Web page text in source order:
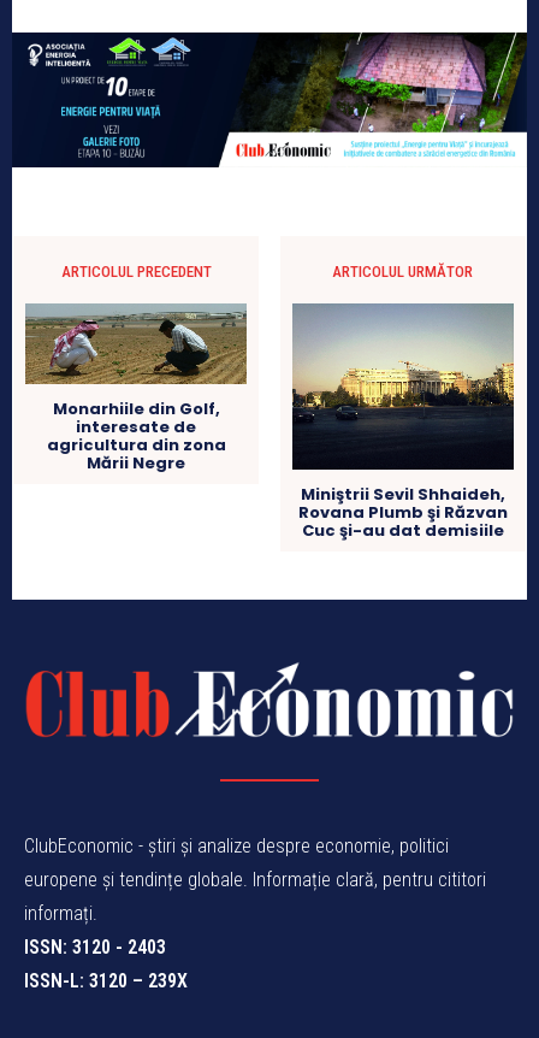
ARTICOLUL PRECEDENT
Monarhiile din Golf,
interesate de
agricultura din zona
Mării Negre
ARTICOLUL URMĂTOR
Miniştrii Sevil Shhaideh,
Rovana Plumb şi Răzvan
Cuc şi-au dat demisiile
ClubEconomic - știri și analize despre economie, politici
europene și tendințe globale. Informație clară, pentru cititori
informați.
ISSN: 3120 - 2403
ISSN-L: 3120 – 239X